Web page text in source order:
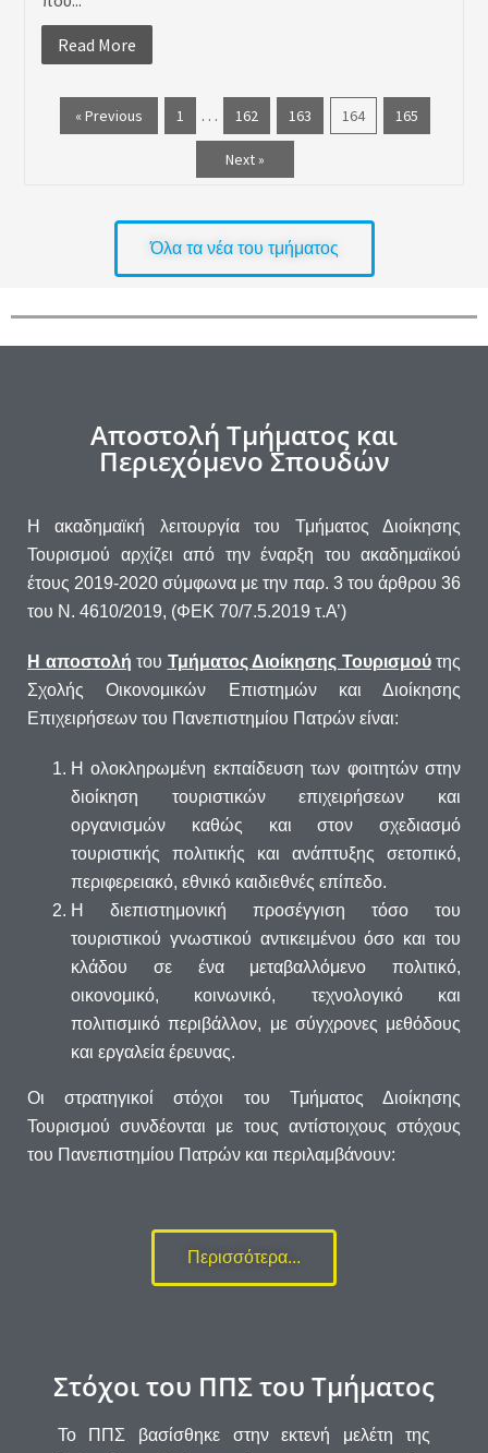
Read More
« Previous 1 … 162 163 164 165
Next »
Όλα τα νέα του τμήματος
Αποστολή Τμήματος και
Περιεχόμενο Σπουδών
Η ακαδημαϊκή λειτουργία του Τμήματος Διοίκησης
Τουρισμού αρχίζει από την έναρξη του ακαδημαϊκού
έτους 2019-2020 σύμφωνα με την παρ. 3 του άρθρου 36
του Ν. 4610/2019, (ΦΕΚ 70/7.5.2019 τ.Α’)
Η αποστολή του Τμήματος Διοίκησης Τουρισμούτης
Σχολής Οικονομικών Επιστημών και Διοίκησης
Επιχειρήσεων του Πανεπιστημίου Πατρών είναι:
Η ολοκληρωμένη εκπαίδευση των φοιτητών στην
διοίκηση τουριστικών επιχειρήσεων και
οργανισμών καθώς και στον σχεδιασμό
τουριστικής πολιτικής και ανάπτυξης σετοπικό,
περιφερειακό, εθνικό καιδιεθνές επίπεδο.
Η διεπιστημονική προσέγγιση τόσο του
τουριστικού γνωστικού αντικειμένου όσο και του
κλάδου σε ένα μεταβαλλόμενο πολιτικό,
οικονομικό, κοινωνικό, τεχνολογικό και
πολιτισμικό περιβάλλον, με σύγχρονες μεθόδους
και εργαλεία έρευνας.
Οι στρατηγικοί στόχοι του Τμήματος Διοίκησης
Τουρισμού συνδέονται με τους αντίστοιχους στόχους
του Πανεπιστημίου Πατρών και περιλαμβάνουν:
Περισσότερα...
Στόχοι του ΠΠΣ του Τμήματος
Το ΠΠΣ βασίσθηκε στην εκτενή μελέτη της